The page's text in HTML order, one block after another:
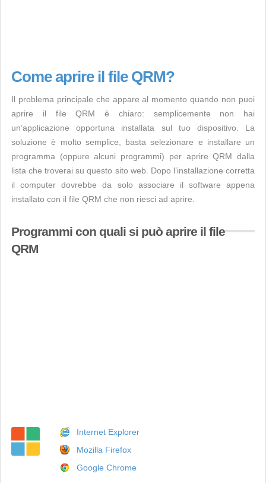
Come aprire il file QRM?
Il problema principale che appare al momento quando non puoi
aprire il file QRM è chiaro: semplicemente non hai
un’applicazione opportuna installata sul tuo dispositivo. La
soluzione è molto semplice, basta selezionare e installare un
programma (oppure alcuni programmi) per aprire QRM dalla
lista che troverai su questo sito web. Dopo l’installazione corretta
il computer dovrebbe da solo associare il software appena
installato con il file QRM che non riesci ad aprire.
Programmi con quali si può aprire il file
QRM
Internet Explorer
Mozilla Firefox
Google Chrome